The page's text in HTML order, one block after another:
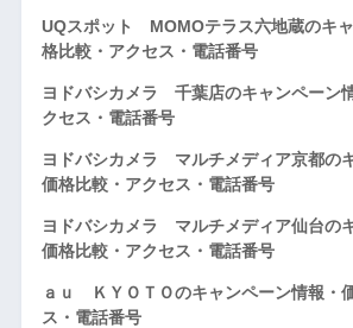
UQスポット MOMOテラス六地蔵のキ
格比較・アクセス・電話番号
ヨドバシカメラ 千葉店のキャンペーン
クセス・電話番号
ヨドバシカメラ マルチメディア京都の
価格比較・アクセス・電話番号
ヨドバシカメラ マルチメディア仙台の
価格比較・アクセス・電話番号
ａｕ ＫＹＯＴＯのキャンペーン情報・
ス・電話番号